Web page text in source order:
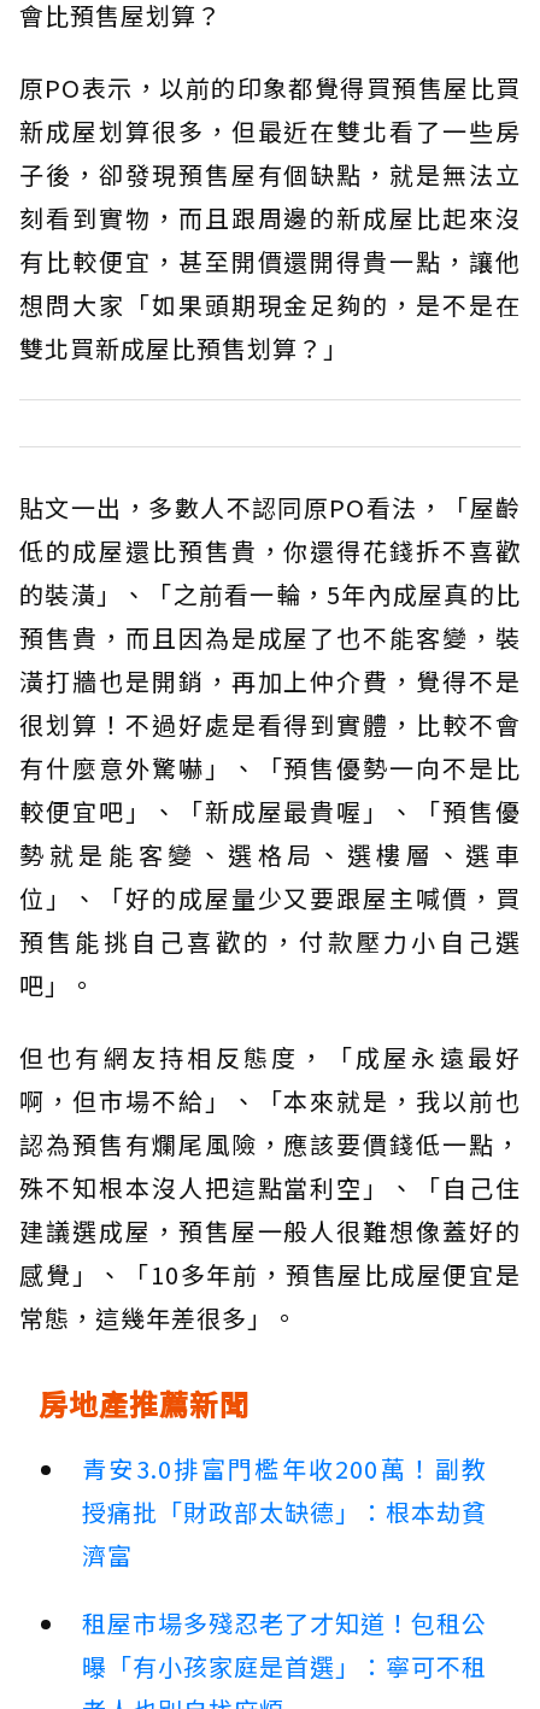
會比預售屋划算？
原PO表示，以前的印象都覺得買預售屋比買
新成屋划算很多，但最近在雙北看了一些房
子後，卻發現預售屋有個缺點，就是無法立
刻看到實物，而且跟周邊的新成屋比起來沒
有比較便宜，甚至開價還開得貴一點，讓他
想問大家「如果頭期現金足夠的，是不是在
雙北買新成屋比預售划算？」
貼文一出，多數人不認同原PO看法，「屋齡
低的成屋還比預售貴，你還得花錢拆不喜歡
的裝潢」、「之前看一輪，5年內成屋真的比
預售貴，而且因為是成屋了也不能客變，裝
潢打牆也是開銷，再加上仲介費，覺得不是
很划算！不過好處是看得到實體，比較不會
有什麼意外驚嚇」、「預售優勢一向不是比
較便宜吧」、「新成屋最貴喔」、「預售優
勢就是能客變、選格局、選樓層、選車
位」、「好的成屋量少又要跟屋主喊價，買
預售能挑自己喜歡的，付款壓力小自己選
吧」。
但也有網友持相反態度，「成屋永遠最好
啊，但市場不給」、「本來就是，我以前也
認為預售有爛尾風險，應該要價錢低一點，
殊不知根本沒人把這點當利空」、「自己住
建議選成屋，預售屋一般人很難想像蓋好的
感覺」、「10多年前，預售屋比成屋便宜是
常態，這幾年差很多」。
房地產推薦新聞
青安3.0排富門檻年收200萬！副教
授痛批「財政部太缺德」：根本劫貧
濟富
租屋市場多殘忍老了才知道！包租公
曝「有小孩家庭是首選」：寧可不租